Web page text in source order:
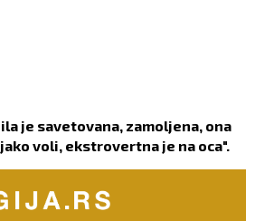
je savetovana, zamoljena, ona
voli, ekstrovertna je na oca".